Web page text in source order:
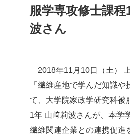
服学専攻修士課程
波さん
2018年11月10日（土）
「繊維産地で学んだ知識や
て、大学院家政学研究科被
1年 山﨑莉波さんが、本学
繊維関連企業との連携促進